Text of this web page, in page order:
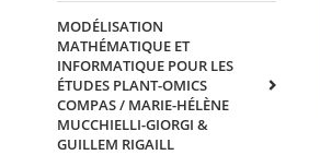
MODÉLISATION
MATHÉMATIQUE ET
INFORMATIQUE POUR LES
ÉTUDES PLANT-OMICS
COMPAS / MARIE-HÉLÈNE
MUCCHIELLI-GIORGI &
GUILLEM RIGAILL